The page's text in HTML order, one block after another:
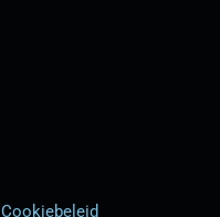
Cookiebeleid